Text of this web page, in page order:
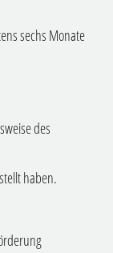
sechs Monate
des
haben.